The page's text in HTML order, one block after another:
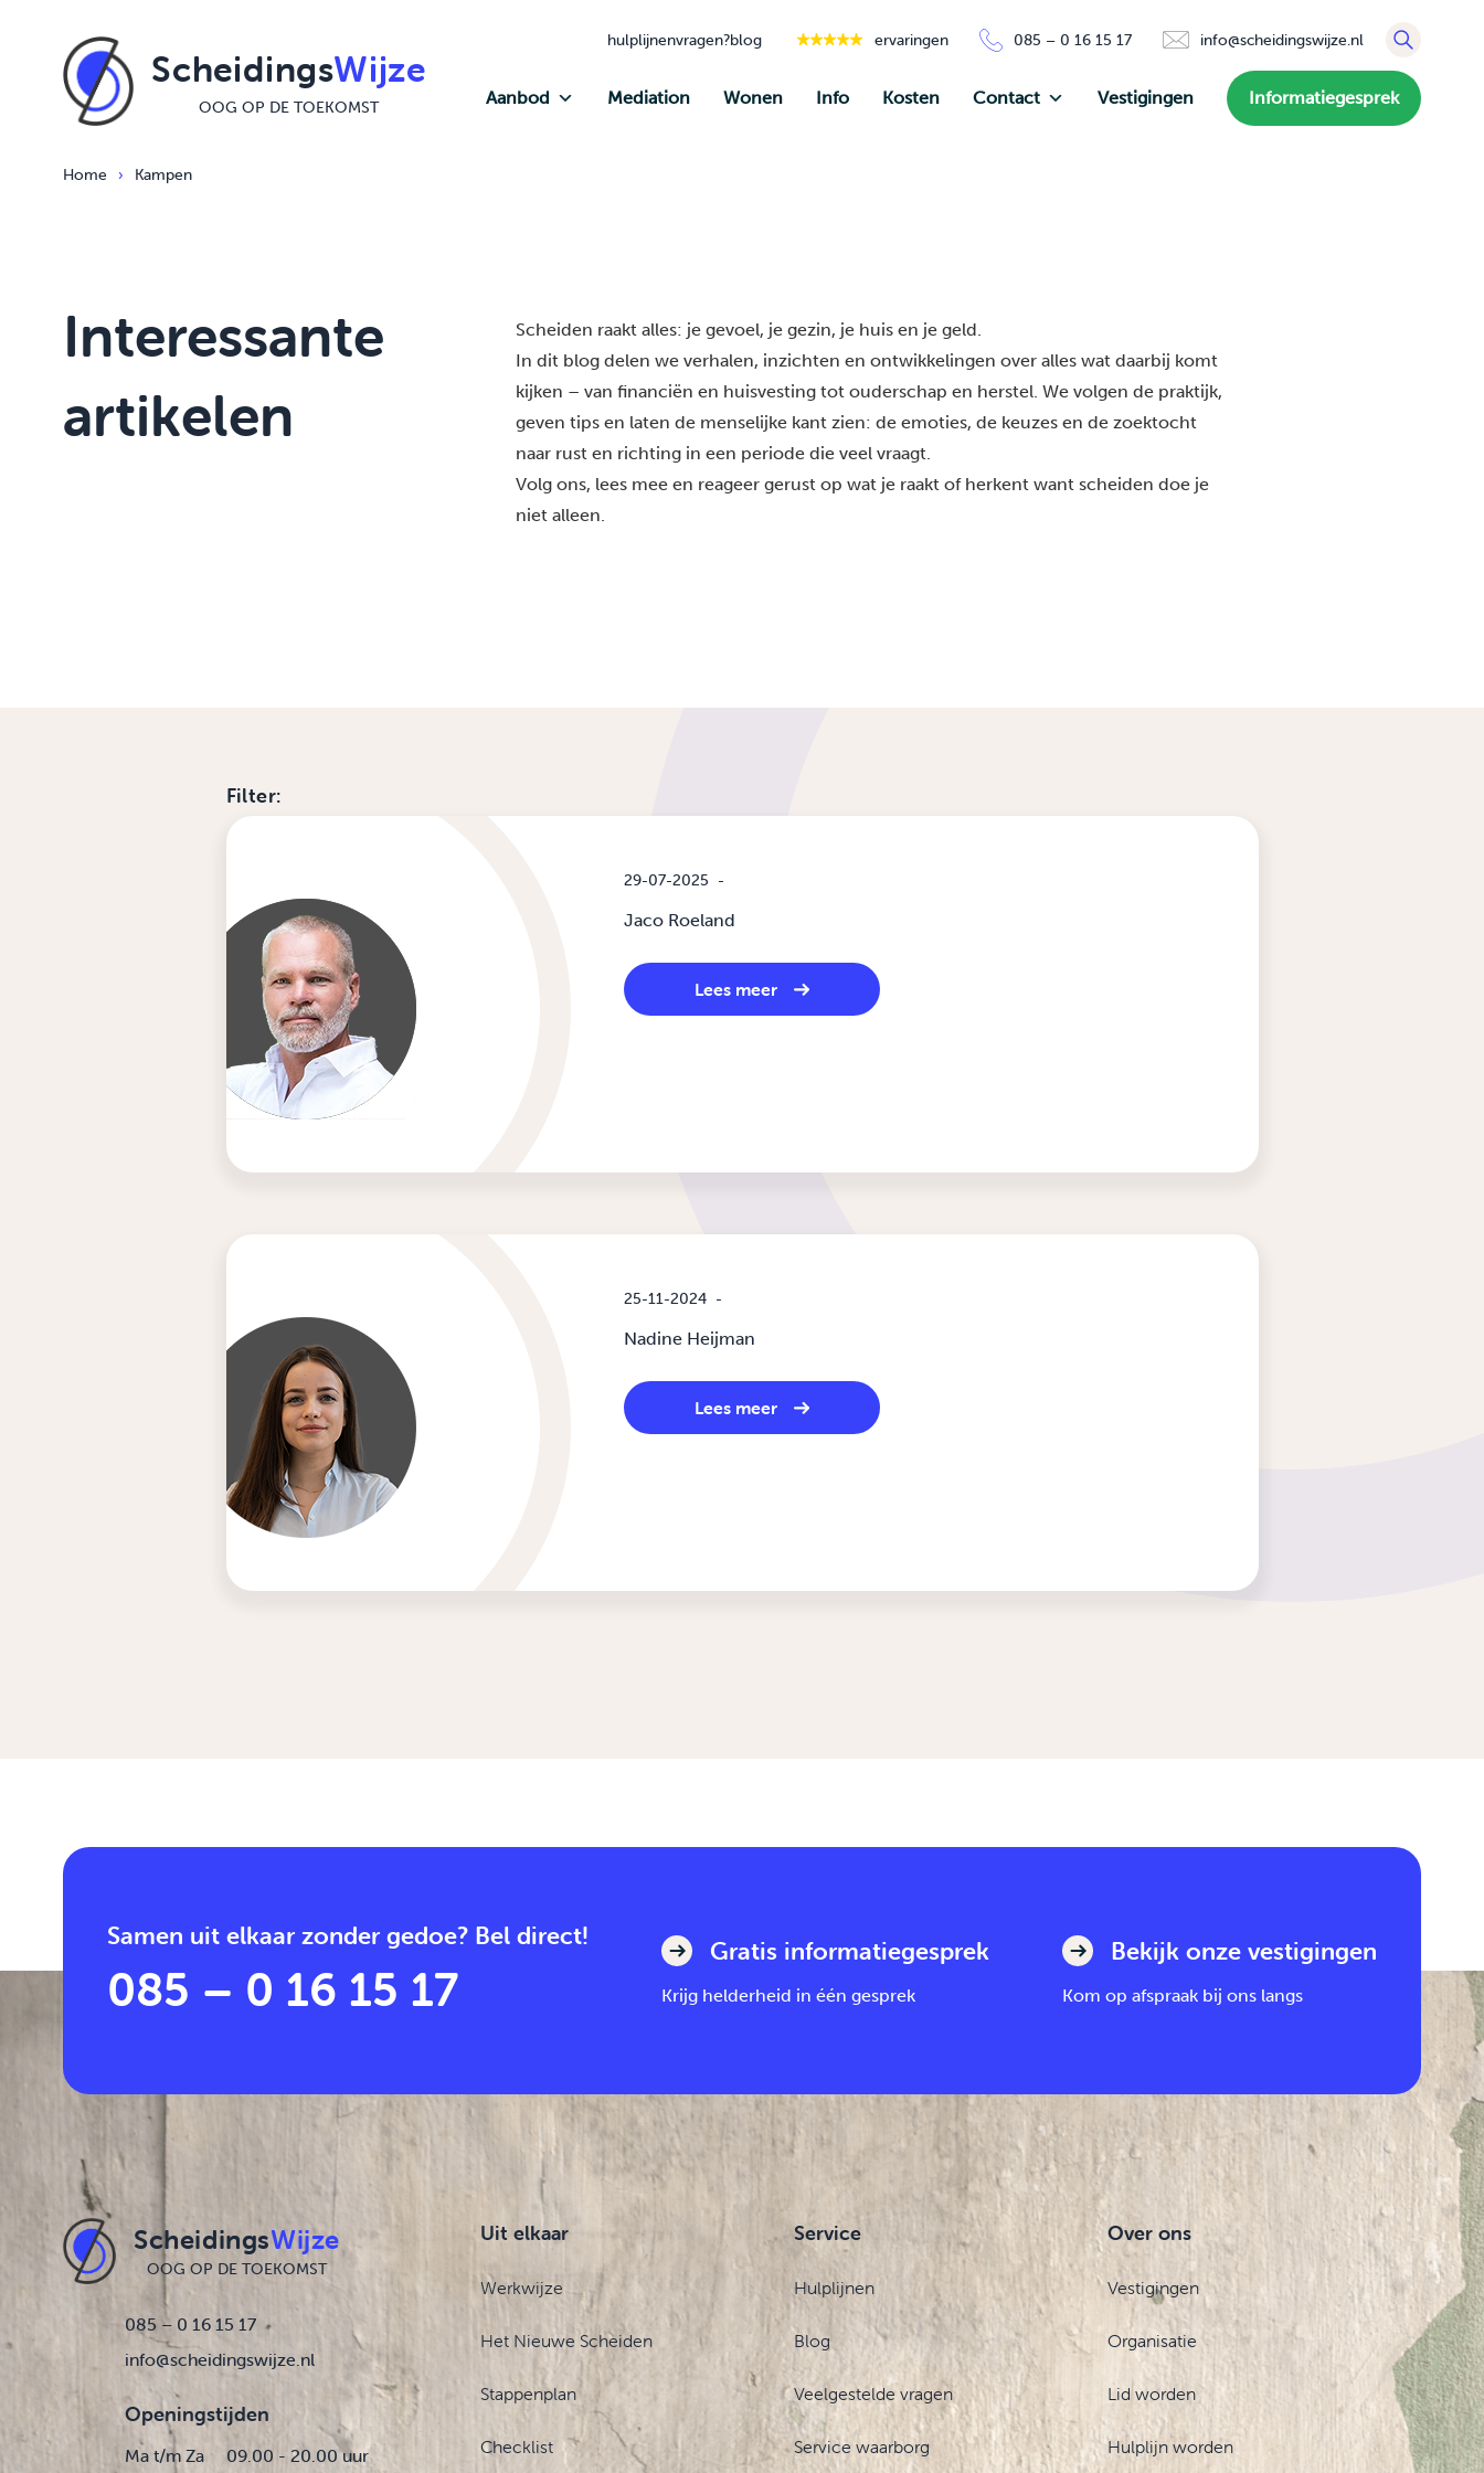
ScheidingsWijze
OOG OP DE TOEKOMST
hulplijnenvragen?blog ervaringen 085 – 0 16 15 17 info@scheidingswijze.nl
Aanbod Mediation Wonen Info Kosten Contact Vestigingen Informatiegesprek
Home › Kampen
Interessante
artikelen
Scheiden raakt alles: je gevoel, je gezin, je huis en je geld.
In dit blog delen we verhalen, inzichten en ontwikkelingen over alles wat daarbij komt
kijken – van financiën en huisvesting tot ouderschap en herstel. We volgen de praktijk,
geven tips en laten de menselijke kant zien: de emoties, de keuzes en de zoektocht
naar rust en richting in een periode die veel vraagt.
Volg ons, lees mee en reageer gerust op wat je raakt of herkent want scheiden doe je
niet alleen.
Filter:
29-07-2025 -
Jaco Roeland
Lees meer
25-11-2024 -
Nadine Heijman
Lees meer
Samen uit elkaar zonder gedoe? Bel direct!
085 – 0 16 15 17
Gratis informatiegesprek
Krijg helderheid in één gesprek
Bekijk onze vestigingen
Kom op afspraak bij ons langs
ScheidingsWijze
OOG OP DE TOEKOMST
085 – 0 16 15 17
info@scheidingswijze.nl
Openingstijden
Ma t/m Za 09.00 - 20.00 uur
Uit elkaar
Werkwijze
Het Nieuwe Scheiden
Stappenplan
Checklist
Service
Hulplijnen
Blog
Veelgestelde vragen
Service waarborg
Over ons
Vestigingen
Organisatie
Lid worden
Hulplijn worden